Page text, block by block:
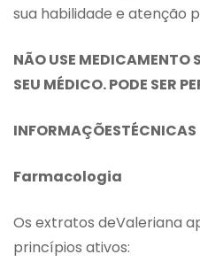
sua habilidade e atenção
NÃO USE MEDICAMENTO
SEU MÉDICO. PODE SER
INFORMAÇÕESTÉCNICAS
Farmacologia
Os extratos deValeriana
princípios ativos: